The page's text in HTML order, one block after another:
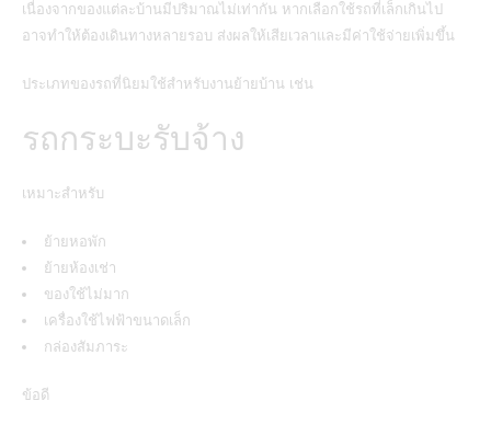
เนื่องจากของแต่ละบ้านมีปริมาณไม่เท่ากัน หากเลือกใช้รถที่เล็กเกินไป
อาจทำให้ต้องเดินทางหลายรอบ ส่งผลให้เสียเวลาและมีค่าใช้จ่ายเพิ่มขึ้น
ประเภทของรถที่นิยมใช้สำหรับงานย้ายบ้าน เช่น
รถกระบะรับจ้าง
เหมาะสำหรับ
ย้ายหอพัก
ย้ายห้องเช่า
ของใช้ไม่มาก
เครื่องใช้ไฟฟ้าขนาดเล็ก
กล่องสัมภาระ
ข้อดี